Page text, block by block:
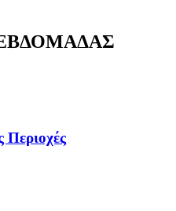
Περιοχές